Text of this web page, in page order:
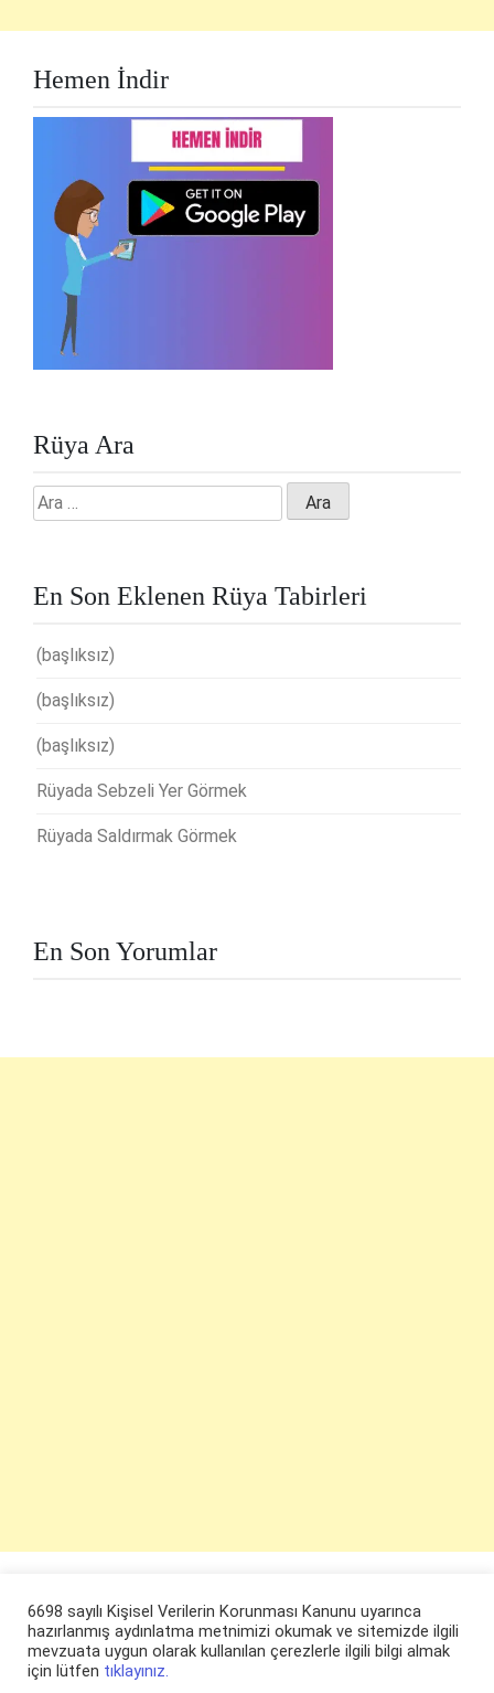
Hemen İndir
Rüya Ara
Arama:
En Son Eklenen Rüya Tabirleri
(başlıksız)
(başlıksız)
(başlıksız)
Rüyada Sebzeli Yer Görmek
Rüyada Saldırmak Görmek
En Son Yorumlar
6698 sayılı Kişisel Verilerin Korunması Kanunu uyarınca
hazırlanmış aydınlatma metnimizi okumak ve sitemizde ilgili
mevzuata uygun olarak kullanılan çerezlerle ilgili bilgi almak
için lütfen tıklayınız.